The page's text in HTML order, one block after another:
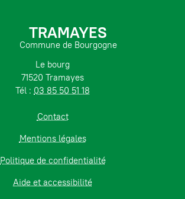
TRAMAYES
Commune de Bourgogne
Le bourg
71520 Tramayes
Tél : 03 85 50 51 18
Contact
Mentions légales
Politique de confidentialité
Aide et accessibilité